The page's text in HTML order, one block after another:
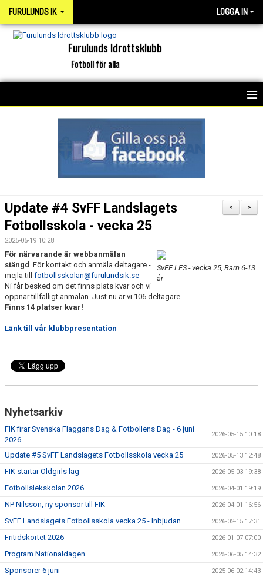
FURULUNDS IK LOGGA IN
Furulunds Idrottsklubb
Fotboll för alla
INTERKAPTEN
BILDGALLERI
FOTBOLL
MEDLEM
DOKUMENT
FACEBOOK
>
<
Update #4 SvFF Landslagets
Fotbollsskola - vecka 25
2025-05-19 10:28
SvFF LFS - vecka 25, Barn 6-13
år
För närvarande är webbanmälan
stängd . För kontakt och anmäla deltagare -
mejla till fotbollsskolan@furulundsik.se
Ni får besked om det finns plats kvar och vi
öppnar tillfälligt anmälan. Just nu är vi 106 deltagare.
Finns 14 platser kvar!
Länk till vår klubbpresentation
Nyhetsarkiv
FIK firar Svenska Flaggans Dag & Fotbollens Dag - 6 juni
2026
2026-05-15 10:18
Update #5 SvFF Landslagets Fotbollsskola vecka 25 2026-05-13 12:48
FIK startar Oldgirls lag 2026-05-03 19:38
Fotbollslekskolan 2026 2026-04-01 19:19
NP Nilsson, ny sponsor till FIK 2026-04-01 16:56
SvFF Landslagets Fotbollsskola vecka 25 - Inbjudan 2026-02-15 17:31
Fritidskortet 2026 2026-01-07 07:00
Program Nationaldagen 2025-06-05 14:32
Sponsorer 6 juni 2025-06-02 14:43